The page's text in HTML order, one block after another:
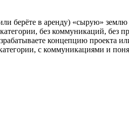
берёте в аренду) «сырую»
без коммуникаций,
концепцию проекта
с коммуникациями и